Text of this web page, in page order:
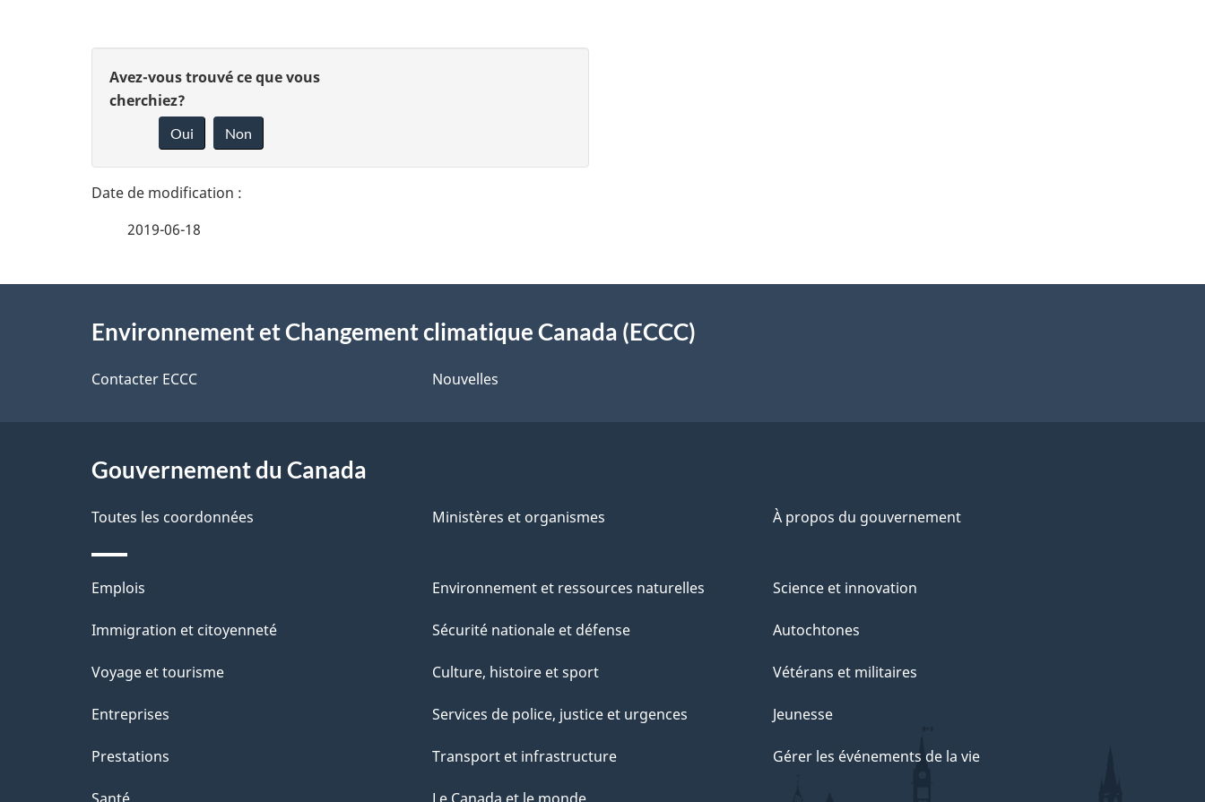
D
é
a
l
s
d
a
p
a
g
e
D
n
v
o
r
o
a
c
t
i
Avez-vous trouvé ce que vous
cherchiez?
Oui Non
2019-06-18
proposEnvironnement et Changement climatique Canada (ECCC)
Contacter ECCC Nouvelles
Gouvernement du Canada
Toutes les coordonnées Ministères et organismes À propos du gouvernement
Thèmes
et
Emplois
Immigration et citoyenneté
Voyage et tourisme
Entreprises
Prestations
Santé
Environnement et ressources naturelles
Sécurité nationale et défense
Culture, histoire et sport
Services de police, justice et urgences
Transport et infrastructure
Le Canada et le monde
Science et innovation
Autochtones
Vétérans et militaires
Jeunesse
Gérer les événements de la vie